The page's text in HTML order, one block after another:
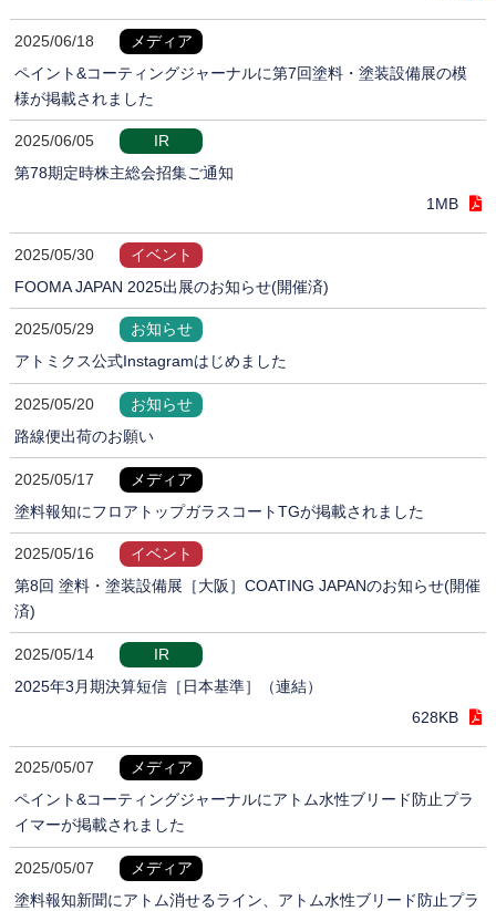
2025/06/18
メディア
ペイント&コーティングジャーナルに第7回塗料・塗装設備展の模
様が掲載されました
2025/06/05
IR
第78期定時株主総会招集ご通知
1MB
2025/05/30
イベント
FOOMA JAPAN 2025出展のお知らせ(開催済)
2025/05/29
お知らせ
アトミクス公式Instagramはじめました
2025/05/20
お知らせ
路線便出荷のお願い
2025/05/17
メディア
塗料報知にフロアトップガラスコートTGが掲載されました
2025/05/16
イベント
第8回 塗料・塗装設備展［大阪］COATING JAPANのお知らせ(開催
済)
2025/05/14
IR
2025年3月期決算短信［日本基準］（連結）
628KB
2025/05/07
メディア
ペイント&コーティングジャーナルにアトム水性ブリード防止プラ
イマーが掲載されました
2025/05/07
メディア
塗料報知新聞にアトム消せるライン、アトム水性ブリード防止プラ